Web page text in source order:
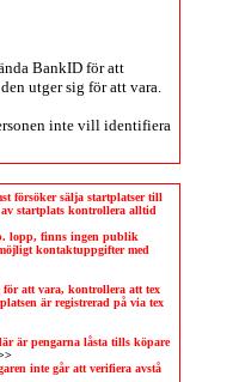
BankID för att
utger sig för att vara.
inte vill identifiera
försöker sälja startplatser till
startplats kontrollera alltid
lopp, finns ingen publik
kontaktuppgifter med
för att vara, kontrollera att tex
är registrerad på via tex
är pengarna låsta tills köpare
inte går att verifiera avstå